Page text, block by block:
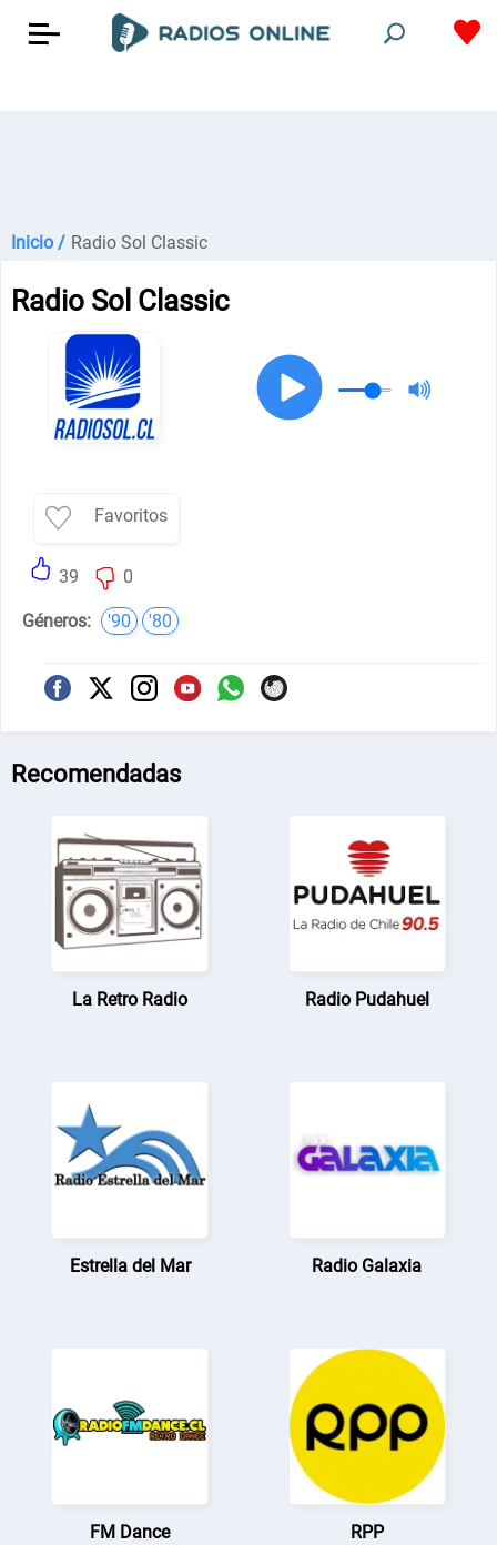
Inicio / Radio Sol Classic
Radio Sol Classic
Favoritos
39 0
Géneros: '90 '80
Recomendadas
La Retro Radio Radio Pudahuel
Estrella del Mar Radio Galaxia
FM Dance RPP